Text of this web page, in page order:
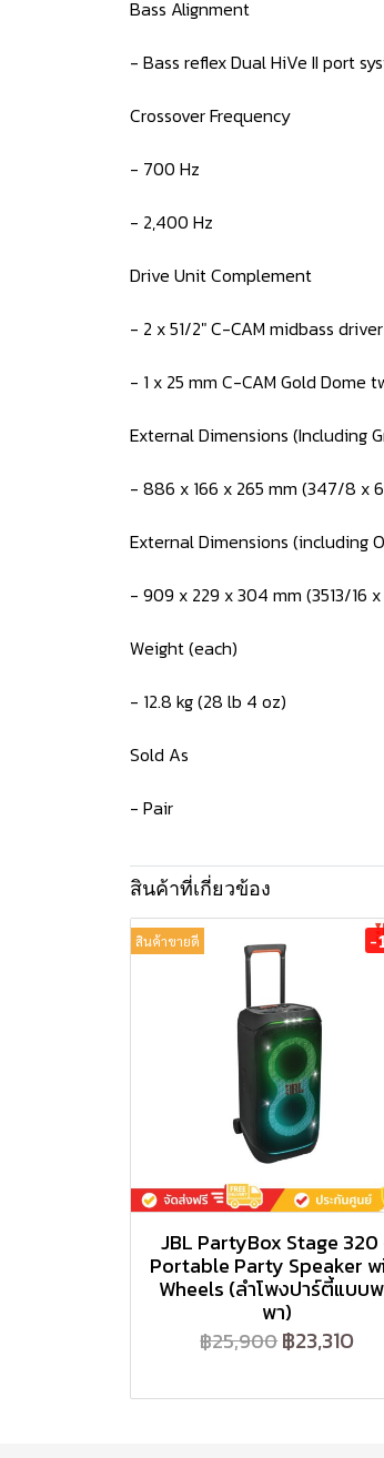
Bass Alignment
- Bass reflex Dual HiVe II port
Crossover Frequency
- 700 Hz
- 2,400 Hz
Drive Unit Complement
- 2 x 51/2" C-CAM midbass driver
- 1 x 25 mm C-CAM Gold Dome
External Dimensions (Including
- 886 x 166 x 265 mm (347/8 x
External Dimensions (including
- 909 x 229 x 304 mm (3513/16 x
Weight (each)
- 12.8 kg (28 lb 4 oz)
Sold As
- Pair
สินค้าที่เกี่ยวข้อง
สินค้าขายดี -
JBL PartyBox Stage
Portable Party Speaker
Wheels (ลำโพงปาร์ตี้แบบ
พา)
฿25,900฿23,310